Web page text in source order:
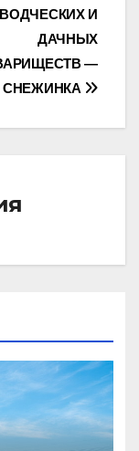
И
ДАЧНЫХ
—
СНЕЖИНКА